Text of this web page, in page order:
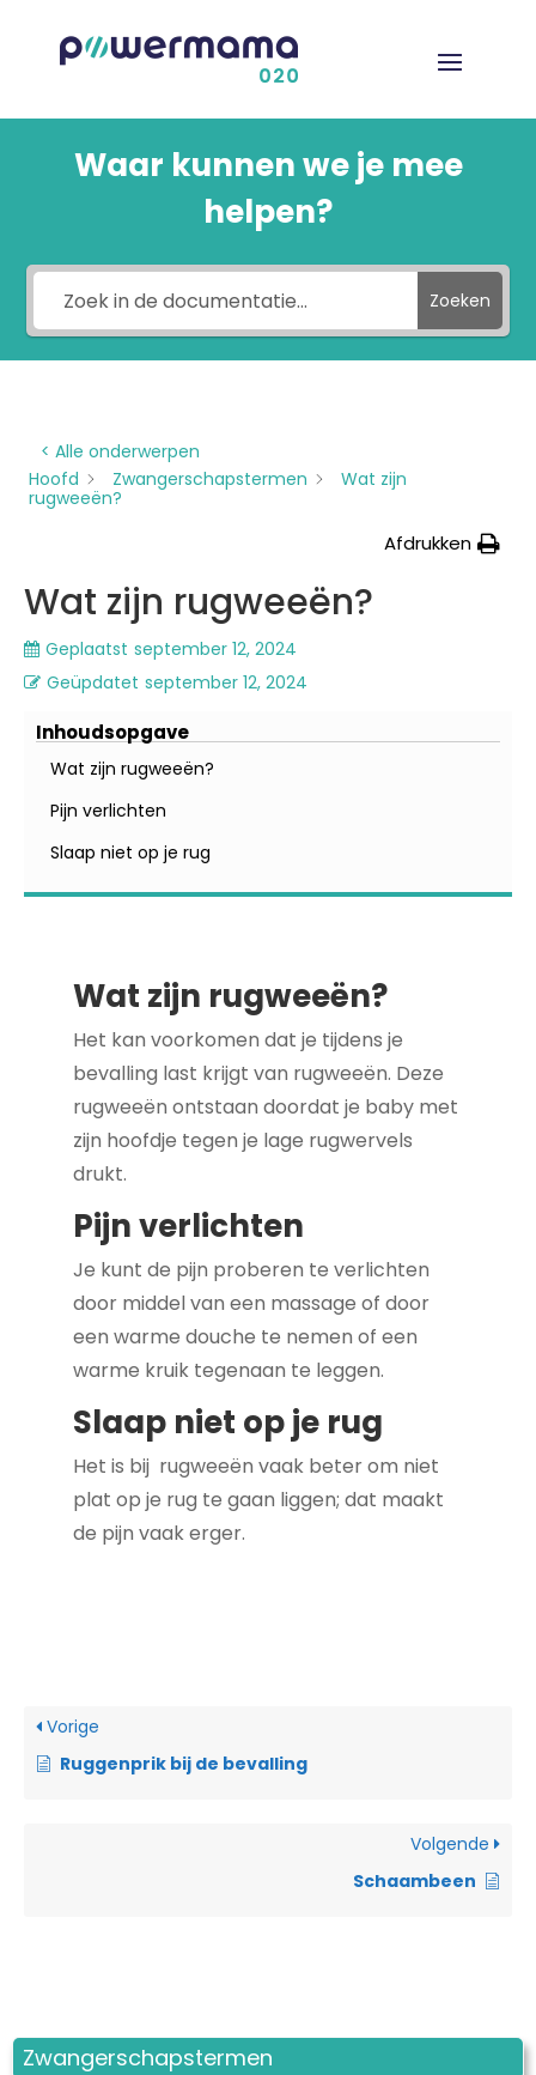
Waar kunnen we je mee
helpen?
Zoeken
Zwangerschapstermen
< Alle onderwerpen
Hoofd
Zwangerschapstermen
Wat zijn
rugweeën?
Afdrukken
Wat zijn rugweeën?
Geplaatst september 12, 2024
Geüpdatet september 12, 2024
Inhoudsopgave
Wat zijn rugweeën?
Pijn verlichten
Slaap niet op je rug
Wat zijn rugweeën?
Het kan voorkomen dat je tijdens je
bevalling last krijgt van rugweeën. Deze
rugweeën ontstaan doordat je baby met
zijn hoofdje tegen je lage rugwervels
drukt.
Pijn verlichten
Je kunt de pijn proberen te verlichten
door middel van een massage of door
een warme douche te nemen of een
warme kruik tegenaan te leggen.
Slaap niet op je rug
Het is bij rugweeën vaak beter om niet
plat op je rug te gaan liggen; dat maakt
de pijn vaak erger.
Vorige
Ruggenprik bij de bevalling
Volgende
Schaambeen